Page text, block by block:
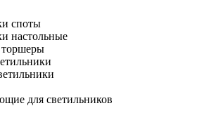
споты
настольные
для светильников